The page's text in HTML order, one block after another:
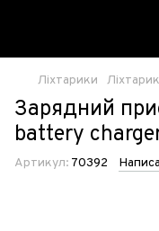
Ліхтарики
Зарядний
battery
Артикул: 70392